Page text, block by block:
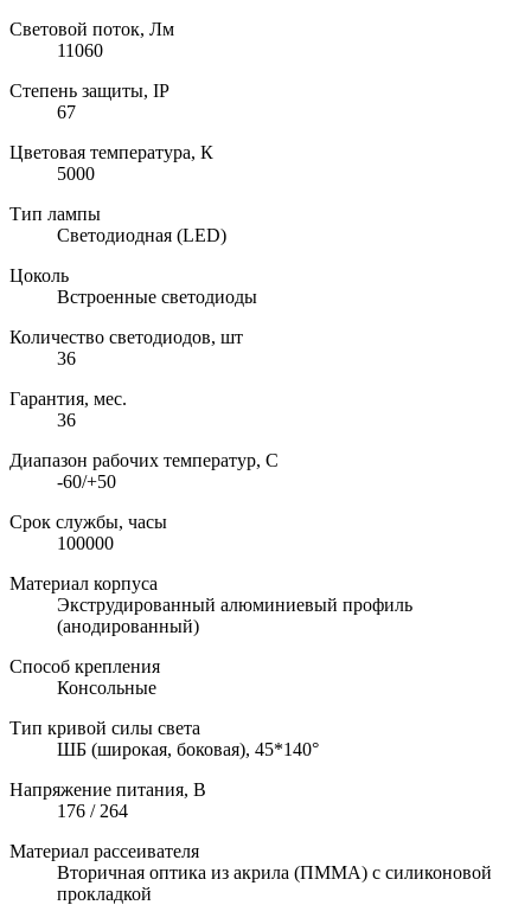
Световой поток, Лм
11060
Степень защиты, IP
67
Цветовая температура, К
5000
Тип лампы
Светодиодная (LED)
Цоколь
Встроенные светодиоды
Количество светодиодов, шт
36
Гарантия, мес.
36
Диапазон рабочих температур, C
-60/+50
Срок службы, часы
100000
Материал корпуса
Экструдированный алюминиевый профиль
(анодированный)
Способ крепления
Консольные
Тип кривой силы света
ШБ (широкая, боковая), 45*140°
Напряжение питания, В
176 / 264
Материал рассеивателя
Вторичная оптика из акрила (ПММА) с силиконовой
прокладкой